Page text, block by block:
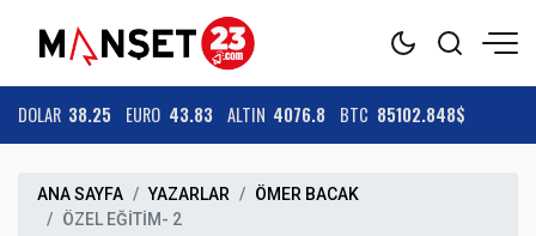
DOLAR 38.25 EURO 43.83 ALTIN 4076.8 BTC 85102.848$
ANA SAYFA YAZARLAR
ÖMER BACAK
ÖZEL EĞİTİM- 2